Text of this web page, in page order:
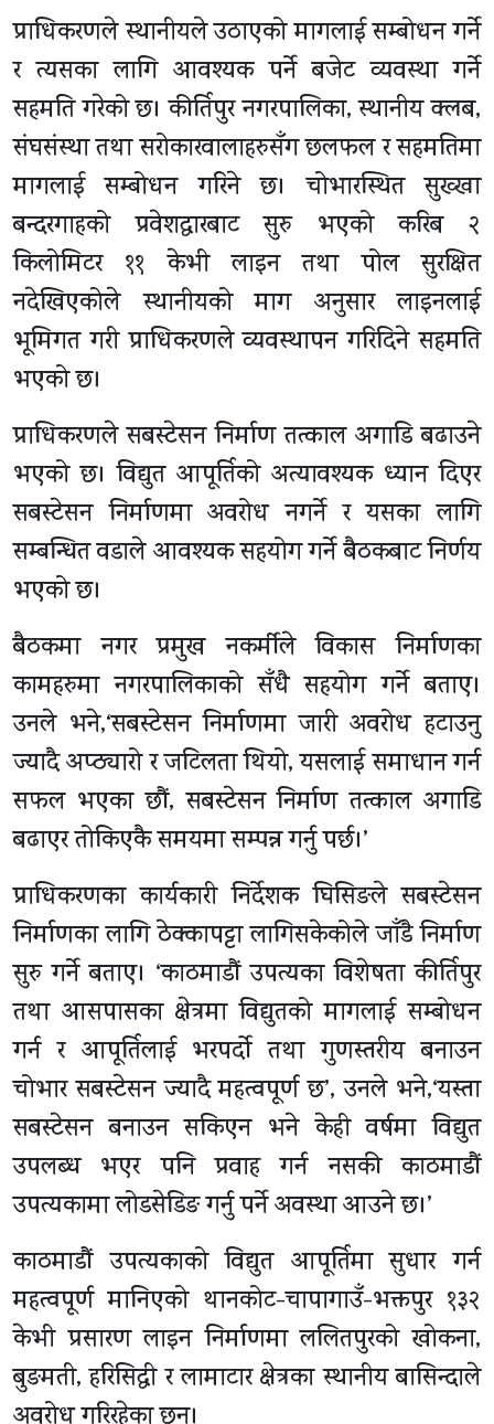
प्राधिकरणले स्थानीयले उठाएको मागलाई सम्बोधन गर्ने
र त्यसका लागि आवश्यक पर्ने बजेट व्यवस्था गर्ने
सहमति गरेको छ। कीर्तिपुर नगरपालिका, स्थानीय क्लब,
संघसंस्था तथा सरोकारवालाहरुसँग छलफल र सहमतिमा
मागलाई सम्बोधन गरिने छ। चोभारस्थित सुख्खा
बन्दरगाहको प्रवेशद्धारबाट सुरु भएको करिब २
किलोमिटर ११ केभी लाइन तथा पोल सुरक्षित
नदेखिएकोले स्थानीयको माग अनुसार लाइनलाई
भूमिगत गरी प्राधिकरणले व्यवस्थापन गरिदिने सहमति
भएको छ।
प्राधिकरणले सबस्टेसन निर्माण तत्काल अगाडि बढाउने
भएको छ। विद्युत आपूर्तिको अत्यावश्यक ध्यान दिएर
सबस्टेसन निर्माणमा अवरोध नगर्ने र यसका लागि
सम्बन्धित वडाले आवश्यक सहयोग गर्ने बैठकबाट निर्णय
भएको छ।
बैठकमा नगर प्रमुख नकर्मीले विकास निर्माणका
कामहरुमा नगरपालिकाको सँधै सहयोग गर्ने बताए।
उनले भने,‘सबस्टेसन निर्माणमा जारी अवरोध हटाउनु
ज्यादै अप्ठ्यारो र जटिलता थियो, यसलाई समाधान गर्न
सफल भएका छौं, सबस्टेसन निर्माण तत्काल अगाडि
बढाएर तोकिएकै समयमा सम्पन्न गर्नु पर्छ।’
प्राधिकरणका कार्यकारी निर्देशक घिसिङले सबस्टेसन
निर्माणका लागि ठेक्कापट्टा लागिसकेकोले जाँडै निर्माण
सुरु गर्ने बताए। ‘काठमाडौं उपत्यका विशेषता कीर्तिपुर
तथा आसपासका क्षेत्रमा विद्युतको मागलाई सम्बोधन
गर्न र आपूर्तिलाई भरपर्दो तथा गुणस्तरीय बनाउन
चोभार सबस्टेसन ज्यादै महत्वपूर्ण छ’, उनले भने,‘यस्ता
सबस्टेसन बनाउन सकिएन भने केही वर्षमा विद्युत
उपलब्ध भएर पनि प्रवाह गर्न नसकी काठमाडौं
उपत्यकामा लोडसेडिङ गर्नु पर्ने अवस्था आउने छ।’
काठमाडौं उपत्यकाको विद्युत आपूर्तिमा सुधार गर्न
महत्वपूर्ण मानिएको थानकोट-चापागाउँ-भक्तपुर १३२
केभी प्रसारण लाइन निर्माणमा ललितपुरको खोकना,
बुङमती, हरिसिद्धी र लामाटार क्षेत्रका स्थानीय बासिन्दाले